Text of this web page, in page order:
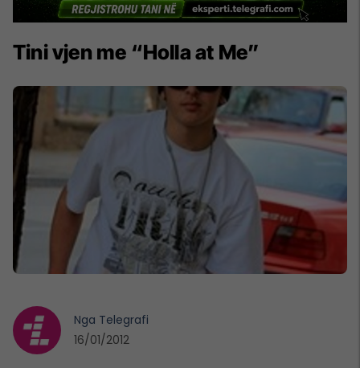
Tini vjen me “Holla at Me”
Nga Telegrafi
16/01/2012